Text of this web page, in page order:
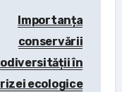
Importanța
conservării
în
ecologice